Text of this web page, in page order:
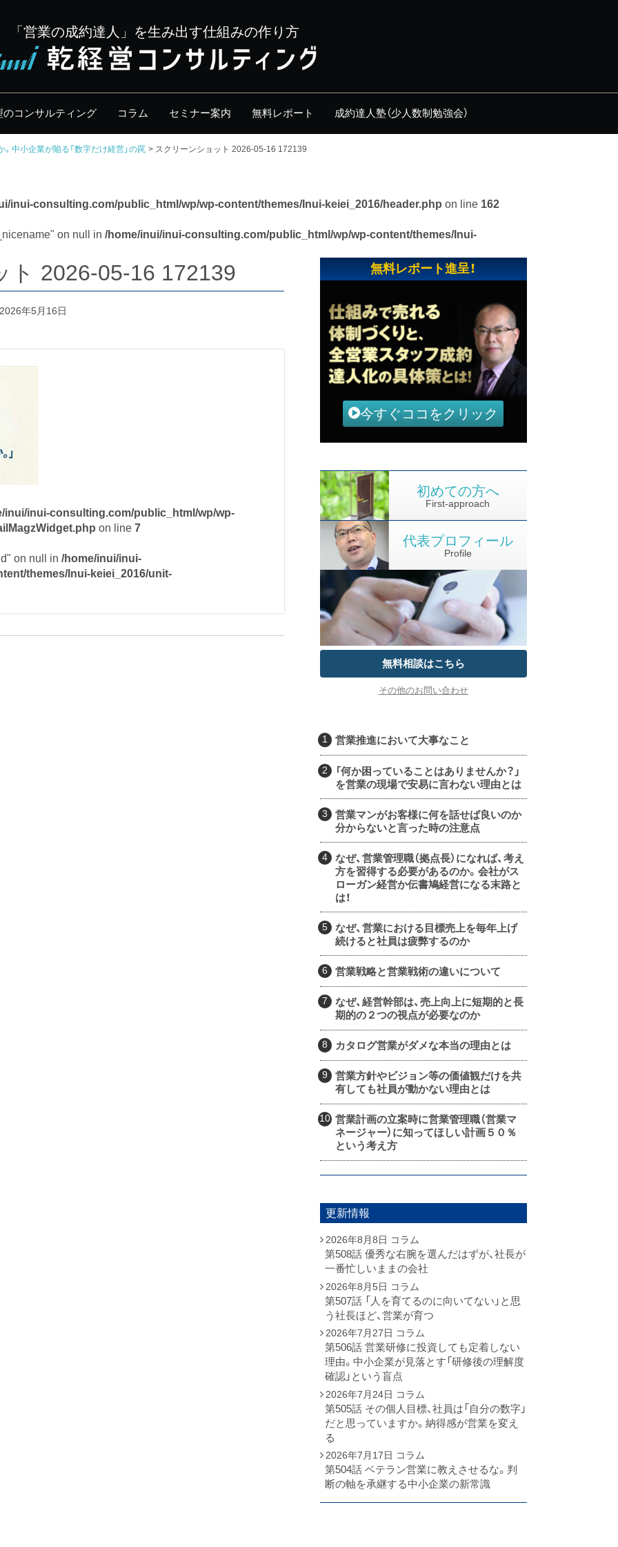
「営業の成約達人」を生み出す仕組みの作り方
のコンサルティング コラム セミナー案内 無料レポート 成約達人塾（少人数制勉強会）
中小企業が陥る「数字だけ経営」の罠 スクリーンショット 2026-05-16 172139
inui-consulting.com/public_html/wp/wp-content/themes/Inui-keiei_2016/header.php on line 162
on null in /home/inui/inui-consulting.com/public_html/wp/wp-content/themes/Inui-
ト 2026-05-16 172139
年5月16日
inui/inui-consulting.com/public_html/wp/wp-
on line 7
on null in /home/inui/inui-
themes/Inui-keiei_2016/unit-
無料レポート進呈！
今すぐココをクリック
First-approach
初めての方へ
Profile
代表プロフィール
無料相談はこちら
その他のお問い合わせ
営業推進において大事なこと
「何か困っていることはありませんか？」
を営業の現場で安易に言わない理由とは
営業マンがお客様に何を話せば良いのか
分からないと言った時の注意点
なぜ、営業管理職（拠点長）になれば、考え
方を習得する必要があるのか。会社がス
ローガン経営か伝書鳩経営になる末路と
は！
なぜ、営業における目標売上を毎年上げ
続けると社員は疲弊するのか
営業戦略と営業戦術の違いについて
なぜ、経営幹部は、売上向上に短期的と長
期的の２つの視点が必要なのか
カタログ営業がダメな本当の理由とは
営業方針やビジョン等の価値観だけを共
有しても社員が動かない理由とは
営業計画の立案時に営業管理職（営業マ
ネージャー）に知ってほしい計画５０％
という考え方
更新情報
2026年8月8日 コラム
第508話 優秀な右腕を選んだはずが、社長が
一番忙しいままの会社
2026年8月5日 コラム
第507話 「人を育てるのに向いてない」と思
う社長ほど、営業が育つ
2026年7月27日 コラム
第506話 営業研修に投資しても定着しない
理由。中小企業が見落とす「研修後の理解度
確認」という盲点
2026年7月24日 コラム
第505話 その個人目標、社員は「自分の数字」
だと思っていますか。納得感が営業を変え
る
2026年7月17日 コラム
第504話 ベテラン営業に教えさせるな。判
断の軸を承継する中小企業の新常識